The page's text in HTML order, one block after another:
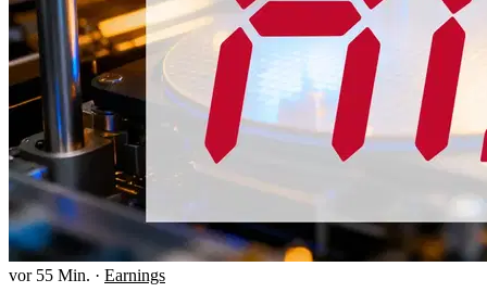
vor 55 Min. · Earnings